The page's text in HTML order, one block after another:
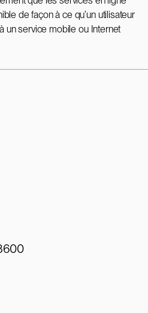
de façon à ce qu’un utilisateur
un service mobile ou Internet